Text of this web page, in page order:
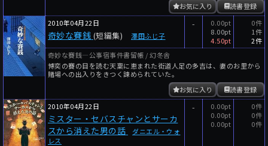
読書登録
お気に入り
2010年04月22日
奇妙な賽銭 (短編集) 澤田ふじ子
-
0.00pt
8.00pt
4.50pt
0件
1件
2件
奇妙な賽銭―公事宿事件書留帳 / 幻冬舎
博奕の賽の目を読む天稟に恵まれた街道人足の多吉は、妻のお里から
賭場への出入りをきつく諫められていた。
読書登録
お気に入り
2010年04月22日
ミスター・セバスチャンとサーカ
スから消えた男の話
ダニエル・ウォ
レス
-
0.00pt
0.00pt
0.00pt
0件
0件
0件